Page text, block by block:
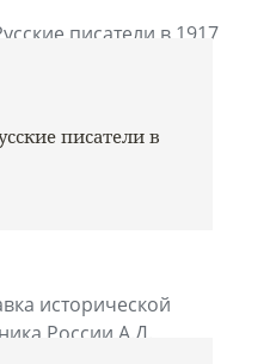
писатели в